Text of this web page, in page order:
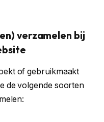
verzamelen bij
of gebruikmaakt
de volgende soorten